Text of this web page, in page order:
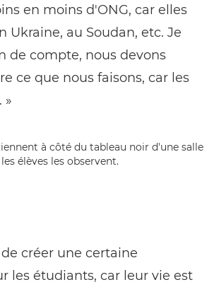
en moins d'ONG, car elles
Ukraine, au Soudan, etc. Je
de compte, nous devons
ce que nous faisons, car les
»
créer une certaine
les étudiants, car leur vie est